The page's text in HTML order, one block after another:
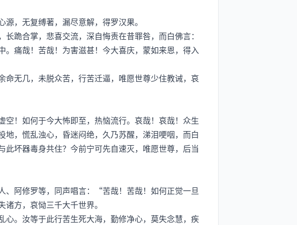
，无复缚著，漏尽意解，得罗汉果。
跪合掌，悲喜交流，深自悔责在昔罪咎，而白佛言：
痛哉！苦哉！为害滋甚！今大喜庆，蒙如来恩，得入
无几，未脱众苦，行苦迁逼，唯愿世尊少住教诫，哀
！如何于今大怖即至，热恼流行。哀哉！哀哉！众生
，慌乱浊心，昏迷闷绝，久乃苏醒，涕泪哽咽，而白
坏器毒身共住？今前宁可先自速灭，唯愿世尊，后当
阿修罗等，同声唱言：“苦哉！苦哉！如何正觉一旦
方，哀恸三千大千世界。
。汝等于此行苦生死大海，勤修净心，莫失念慧，疾